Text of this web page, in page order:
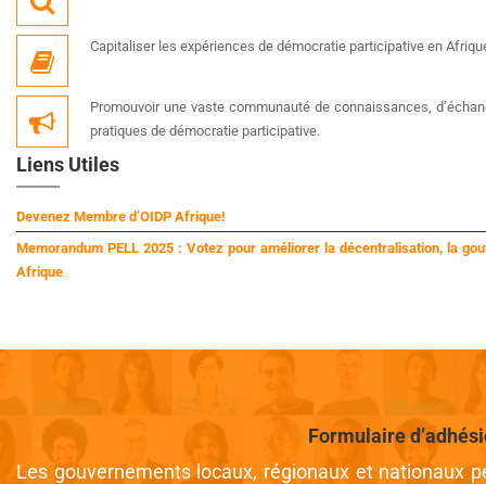
Capitaliser les expériences de démocratie participative en
Promouvoir une vaste communauté de connaissances,
pratiques de démocratie participative.
Liens Utiles
Devenez Membre d’OIDP Afrique!
Memorandum PELL 2025 : Votez pour améliorer la décentralisation, la
Afrique
Formulaire
Les gouvernements locaux, régionaux et nationaux